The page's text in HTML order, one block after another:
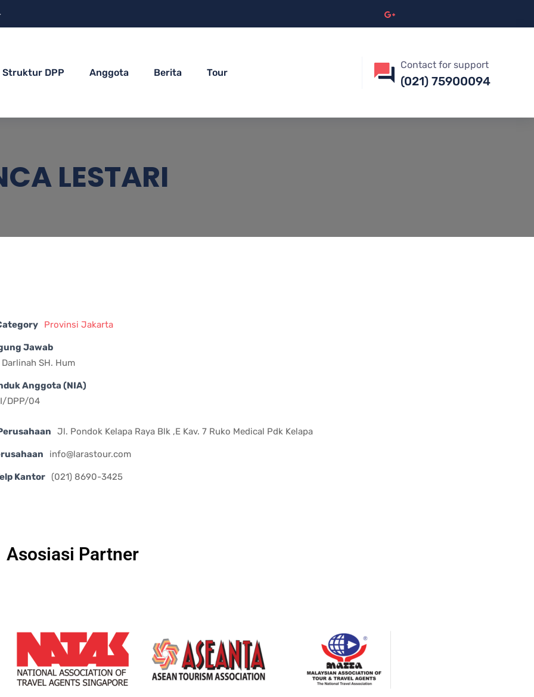
Struktur DPP Anggota Berita Tour
Contact for support
(021) 75900094
LESTARI
Provinsi Jakarta
Jawab
SH. Hum
Anggota (NIA)
DPP/04
Jl. Pondok Kelapa Raya Blk ,E Kav. 7 Ruko Medical Pdk Kelapa
info@larastour.com
Kantor (021) 8690-3425
Asosiasi Partner